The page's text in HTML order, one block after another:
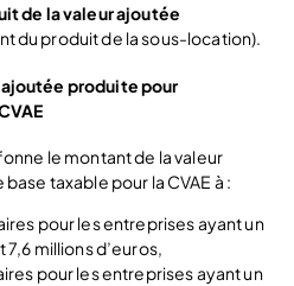
de la valeur ajoutée
du produit de la sous-location).
produite pour
le montant de la valeur
taxable pour la CVAE à :
pour les entreprises ayant un
millions d’euros,
pour les entreprises ayant un